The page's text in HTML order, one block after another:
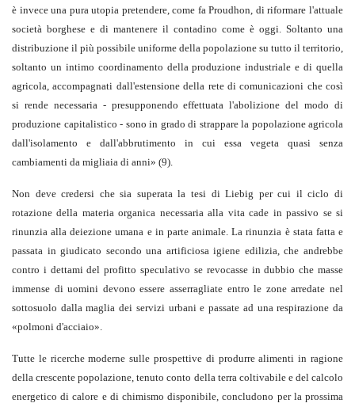
è invece una pura utopia pretendere, come fa Proudhon, di riformare l'attuale
società borghese e di mantenere il contadino come è oggi. Soltanto una
distribuzione il più possibile uniforme della popolazione su tutto il territorio,
soltanto un intimo coordinamento della produzione industriale e di quella
agricola, accompagnati dall'estensione della rete di comunicazioni che così
si rende necessaria - presupponendo effettuata l'abolizione del modo di
produzione capitalistico - sono in grado di strappare la popolazione agricola
dall'isolamento e dall'abbrutimento in cui essa vegeta quasi senza
cambiamenti da migliaia di anni» (9).
Non deve credersi che sia superata la tesi di Liebig per cui il ciclo di
rotazione della materia organica necessaria alla vita cade in passivo se si
rinunzia alla deiezione umana e in parte animale. La rinunzia è stata fatta e
passata in giudicato secondo una artificiosa igiene edilizia, che andrebbe
contro i dettami del profitto speculativo se revocasse in dubbio che masse
immense di uomini devono essere asserragliate entro le zone arredate nel
sottosuolo dalla maglia dei servizi urbani e passate ad una respirazione da
«polmoni d'acciaio».
Tutte le ricerche moderne sulle prospettive di produrre alimenti in ragione
della crescente popolazione, tenuto conto della terra coltivabile e del calcolo
energetico di calore e di chimismo disponibile, concludono per la prossima